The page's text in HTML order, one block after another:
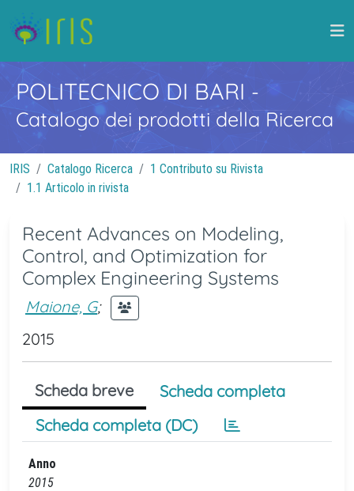
POLITECNICO DI BARI -
Catalogo dei prodotti della Ricerca
IRIS Catalogo Ricerca
1 Contributo su Rivista
1.1 Articolo in rivista
Recent Advances on Modeling,
Control, and Optimization for
Complex Engineering Systems
Maione, G;
2015
Scheda breve
Scheda completa
Scheda completa (DC)
Anno
2015